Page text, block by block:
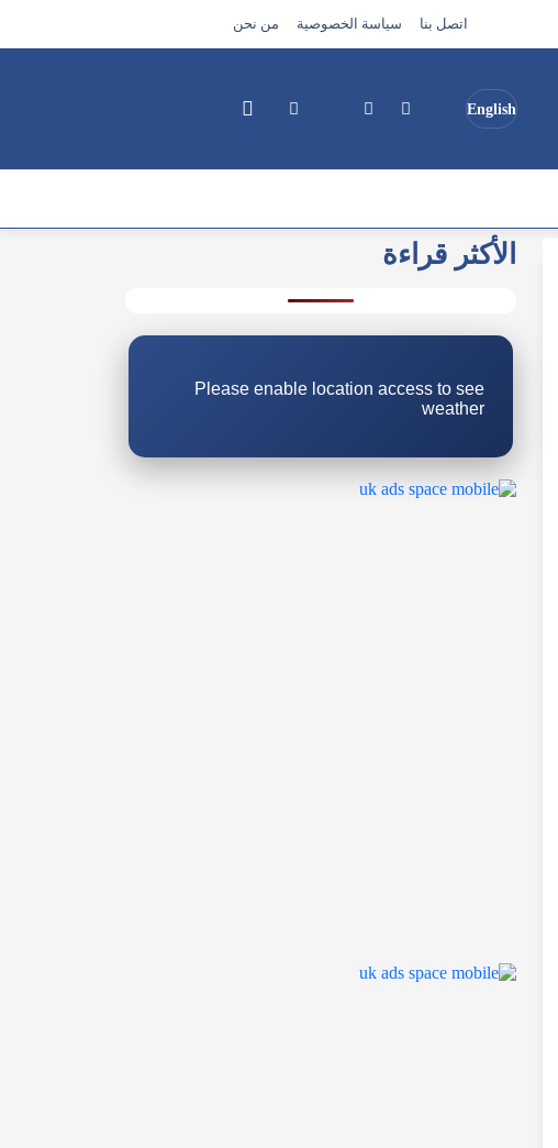
اتصل بنا سياسة الخصوصية من نحن
English
الأكثر قراءة
Please enable location access to see
weather